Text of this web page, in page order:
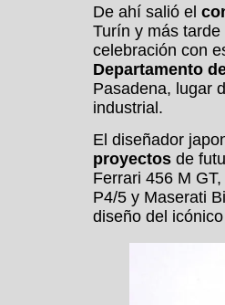
De ahí salió el
Turín y más
celebración con
Departamento
Pasadena, lugar
industrial.
El diseñador
proyectos de
Ferrari 456 M
P4/5 y Maserati
diseño del icónico